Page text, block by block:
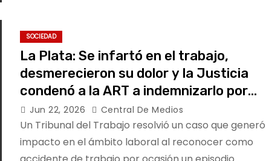
SOCIEDAD
La Plata: Se infartó en el trabajo,
desmerecieron su dolor y la Justicia
condenó a la ART a indemnizarlo por
365 millones de pesos
Jun 22, 2026 Central De Medios
Un Tribunal del Trabajo resolvió un caso que generó
impacto en el ámbito laboral al reconocer como